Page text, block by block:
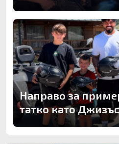
Направо за
татко като